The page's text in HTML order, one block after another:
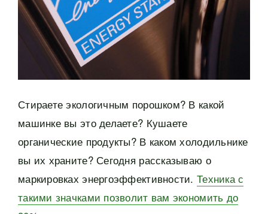
Стираете экологичным порошком? В какой
машинке вы это делаете? Кушаете
органические продукты? В каком холодильнике
вы их храните? Сегодня рассказываю о
маркировках энергоэффективности. Техника с
такими значками позволит вам экономить до